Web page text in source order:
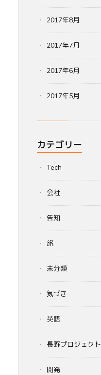
2017年8月
2017年7月
2017年6月
2017年5月
カテゴリー
Tech
会社
告知
旅
未分類
気づき
英語
長野プロジェクト
開発